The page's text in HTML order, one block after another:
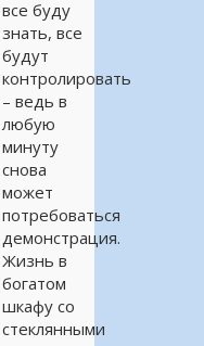
все буду
знать, все
будут
контролировать
– ведь в
любую
минуту
снова
может
потребоваться
демонстрация.
Жизнь в
богатом
шкафу со
стеклянными